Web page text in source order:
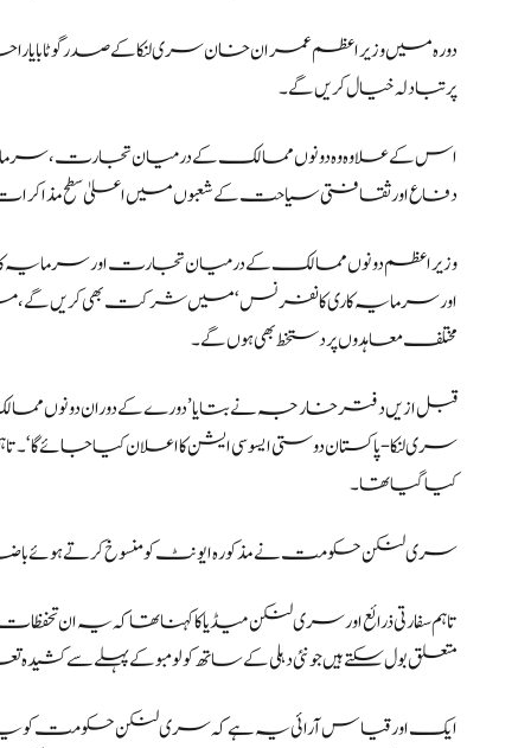
دورہ میں وزیراعظم عمران خان سری لنکا کے صدر گوٹابایا
پر تبادلہ خیال کریں گے۔
اس کے علاوہ وہ دونوں ممالک کے درمیان تجارت،
دفاع اور ثقافتی سیاحت کے شعبوں میں اعلیٰ سطح
وزیراعظم دونوں ممالک کے درمیان تجارت اور
اور سرمایہ کاری کانفرنس‘ میں شرکت بھی کریں
مختلف معاہدوں پر دستخط بھی ہوں گے۔
قبل ازیں دفتر خارجہ نے بتایا’دورے کے دوران دونوں
سری لنکا- پاکستان دوستی ایسوسی ایشن کا اعلان کیا جائے
کیا گیا تھا۔
سری لنکن حکومت نے مذکورہ ایونٹ کو منسوخ کرتے ہوئے باضابطہ طور پر کہا تھا کہ
تاہم سفارتی ذرائع اور سری لنکن میڈیا کا کہنا تھا کہ یہ ان
متعلق بول سکتے ہیں جو نئی دہلی کے ساتھ کولومبو کے پہلے سے
ایک اور قیاس آرائی یہ ہے کہ سری لنکن حکومت کو